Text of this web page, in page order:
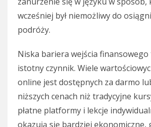
wcześniej był niemożliwy do
podróży.
Niska bariera wejścia
istotny czynnik. Wiele
online jest dostępnych za darmo
niższych cenach niż tradycyjne
płatne platformy i lekcje
okazują się bardziej ekonomiczne,